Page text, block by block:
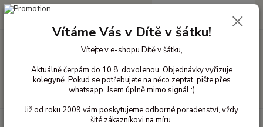
+420 603 818 836
0 Kč
Bavlněné oblečení pro děti Kraťasy bavlna
Vítáme Vás v Dítě v šátku!
Vítejte v e-shopu Dítě v šátku,
Aktuálně čerpám do 10.8. dovolenou. Objednávky vyřizuje
kolegyně. Pokud se potřebujete na něco zeptat, pište přes
whatsapp. Jsem úplně mimo signál :)
Již od roku 2009 vám poskytujeme odborné poradenství, vždy
šité zákazníkovi na míru.